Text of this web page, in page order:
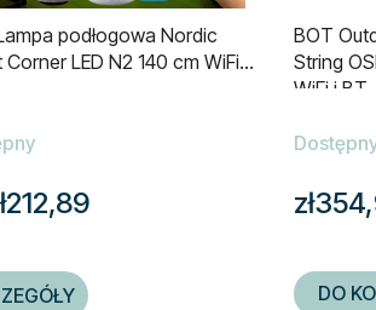
podłogowa Nordic
LED N2 140 cm WiFi
BOT
String
WiFi i BT
DO